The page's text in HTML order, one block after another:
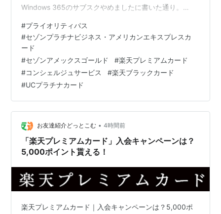
Windows 365のサブスクやめましたに書いた通り。
チナ・ビジネスを解約して、プライオリティパスはどう
したのか、というお話です。そもそも、なぜセゾンプラ
し込んだとき、年会費は22,000円だったが、ある程度の
利用実績があれば11,000円値引きされて実質…
#プライオリティパス
#セゾンプラチナビジネス・アメリカンエキスプレスカ
ード
#セゾンアメックスゴールド #楽天プレミアムカード
#コンシェルジュサービス #楽天ブラックカード
#UCプラチナカード
お友達紹介どっとこむ • 4時間前
「楽天プレミアムカード」入会キャンペーンは？
5,000ポイント貰える！
楽天プレミアムカード｜入会キャンペーンは？5,000ポ